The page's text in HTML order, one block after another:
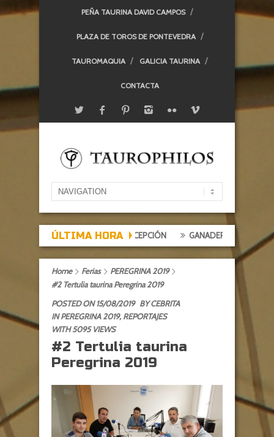
PEÑA TAURINA DAVID CAMPOS
PLAZA DE TOROS DE PONTEVEDRA
TAUROMAQUIA GALICIA TAURINA
CONTACTA
ÚLTIMA HORA
EXPECTACIÓN, TARDE DE DECEPCIÓN GANADERÍAS: ALCURRUCÉN
Home Ferias
PEREGRINA 2019
#2 Tertulia taurina Peregrina 2019
POSTED ON 15/08/2019 BYCEBRITA
INPEREGRINA 2019, REPORTAJES
WITH 5095 VIEWS
#2 Tertulia taurina
Peregrina 2019